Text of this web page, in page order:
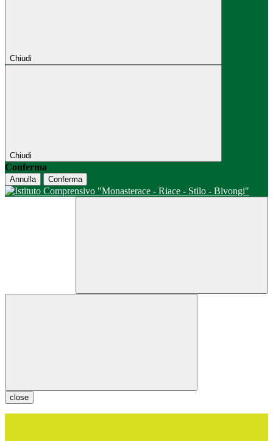
Chiudi
Chiudi
Conferma
Annulla Conferma
close